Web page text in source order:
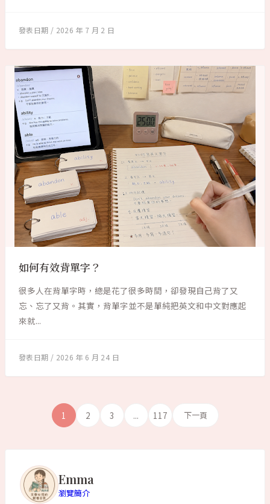
2026 年 7 月 2 日
如何有效背單字？
很多人在背單字時，總是花了很多時間，卻發現自己背了又
忘、忘了又背。其實，背單字並不是單純把英文和中文對應起
來就...
2026 年 6 月 24 日
1 2 3 ... 117 下一頁
Emma
瀏覽簡介